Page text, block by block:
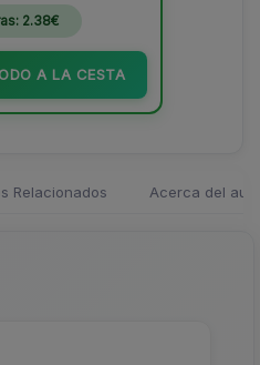
2.38€
A LA CESTA
Relacionados Acerca del